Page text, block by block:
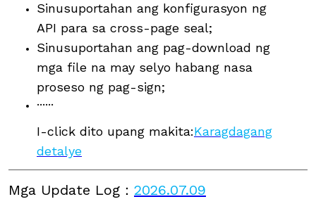
Sinusuportahan ang konfigurasyon ng
API para sa cross-page seal;
Sinusuportahan ang pag-download ng
mga file na may selyo habang nasa
proseso ng pag-sign;
······
I-click dito upang makita:Karagdagang
detalye
Mga Update Log ： 2026.07.09